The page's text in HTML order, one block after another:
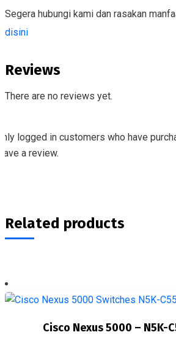
Segera hubungi kami dan rasakan
disini
Reviews
There are no reviews yet.
logged in customers who have
a review.
Related products
Cisco Nexus 5000 – N5K-